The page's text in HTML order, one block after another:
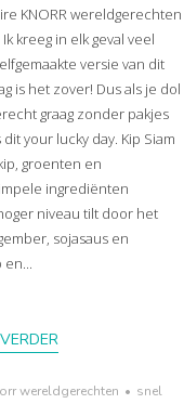
KNORR wereldgerechten
kreeg in elk geval veel
versie van dit
is het zover! Dus als je dol
graag zonder pakjes
your lucky day. Kip Siam
groenten en
ingrediënten
niveau tilt door het
sojasaus en
en...
wereldgerechten • snel